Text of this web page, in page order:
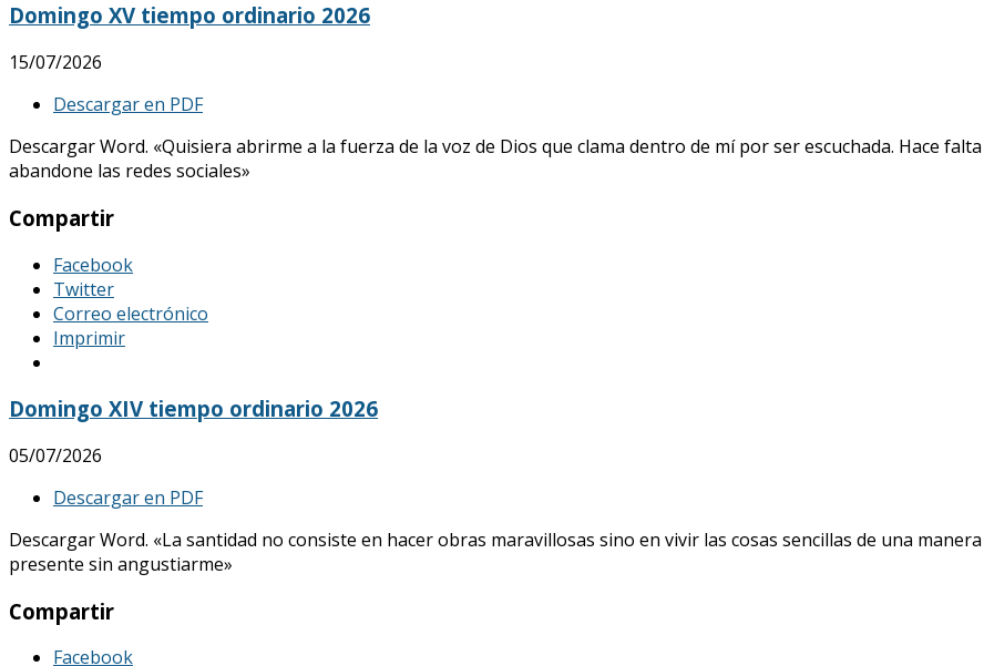
Domingo XV tiempo ordinario 2026
15/07/2026
Descargar en PDF
Descargar Word. «Quisiera abrirme a la fuerza de la voz de Dios que clama dentro de mí por ser escuchada. Hace
abandone las redes sociales»
Compartir
Facebook
Twitter
Correo electrónico
Imprimir
Domingo XIV tiempo ordinario 2026
05/07/2026
Descargar en PDF
Descargar Word. «La santidad no consiste en hacer obras maravillosas sino en vivir las cosas sencillas de una
presente sin angustiarme»
Compartir
Facebook